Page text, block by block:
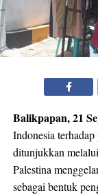
Balikpapan, 21
Indonesia
ditunjukkan
Palestina
sebagai bentuk